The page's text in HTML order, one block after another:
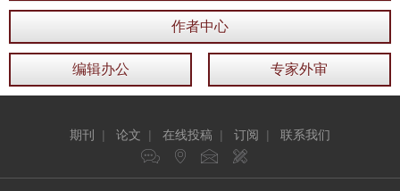
作者中心
编辑办公 专家外审
期刊 | 论文 | 在线投稿 | 订阅 | 联系我们